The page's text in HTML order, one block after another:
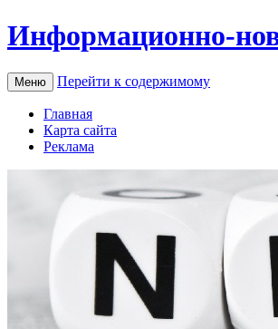
Информационно-
Меню Перейти к содержимому
Главная
Карта сайта
Реклама